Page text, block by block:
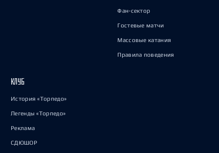
Фан-сектор
Гостевые матчи
Массовые катания
Правила поведения
КЛУБ
История «Торпедо»
Легенды «Торпедо»
Реклама
СДЮШОР